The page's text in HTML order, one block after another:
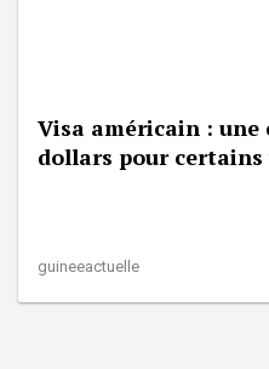
Visa américain : une
dollars pour certains
guineeactuelle